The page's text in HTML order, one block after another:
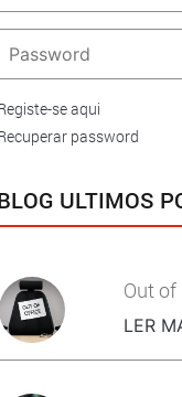
se aqui
password
ULTIMOS
Out
LER